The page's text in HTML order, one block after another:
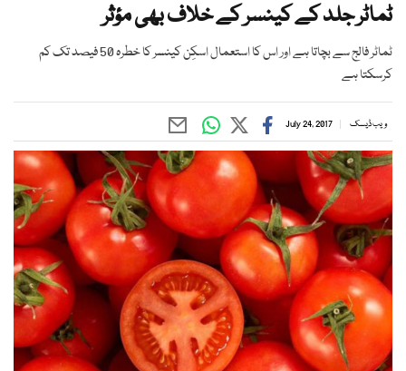
ٹماٹر جلد کے کینسر کے خلاف بھی مؤثر
ٹماٹر فالج سے بچاتا ہے اور اس کا استعمال اسکِن کینسر کا خطرہ 50 فیصد تک کم
کرسکتا ہے
ویب ڈیسک July 24, 2017